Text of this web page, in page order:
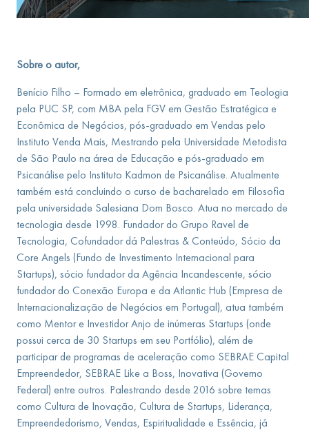
Sobre o autor,
Benício Filho – Formado em eletrônica, graduado em Teologia
pela PUC SP, com MBA pela FGV em Gestão Estratégica e
Econômica de Negócios, pós-graduado em Vendas pelo
Instituto Venda Mais, Mestrando pela Universidade Metodista
de São Paulo na área de Educação e pós-graduado em
Psicanálise pelo Instituto Kadmon de Psicanálise. Atualmente
também está concluindo o curso de bacharelado em Filosofia
pela universidade Salesiana Dom Bosco. Atua no mercado de
tecnologia desde 1998. Fundador do Grupo Ravel de
Tecnologia, Cofundador dá Palestras & Conteúdo, Sócio da
Core Angels (Fundo de Investimento Internacional para
Startups), sócio fundador da Agência Incandescente, sócio
fundador do Conexão Europa e da Atlantic Hub (Empresa de
Internacionalização de Negócios em Portugal), atua também
como Mentor e Investidor Anjo de inúmeras Startups (onde
possui cerca de 30 Startups em seu Portfólio), além de
participar de programas de aceleração como SEBRAE Capital
Empreendedor, SEBRAE Like a Boss, Inovativa (Governo
Federal) entre outros. Palestrando desde 2016 sobre temas
como Cultura de Inovação, Cultura de Startups, Liderança,
Empreendedorismo, Vendas, Espiritualidade e Essência, já